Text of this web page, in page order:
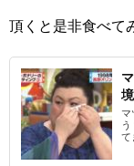
頂くと是非食べて
マ
て